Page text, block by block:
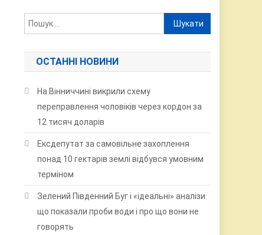
Пошук:
ОСТАННІ НОВИНИ
На Вінниччині викрили схему
переправлення чоловіків через кордон за
12 тисяч доларів
Ексдепутат за самовільне захоплення
понад 10 гектарів землі відбувся умовним
терміном
Зелений Південний Буг і «ідеальні» аналізи:
що показали проби води і про що вони не
говорять